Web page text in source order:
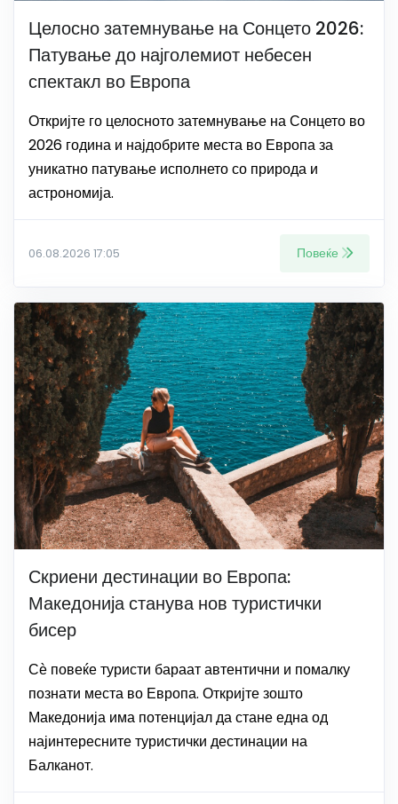
Целосно затемнување на Сонцето 2026:
Патување до најголемиот небесен
спектакл во Европа
Откријте го целосното затемнување на Сонцето во
2026 година и најдобрите места во Европа за
уникатно патување исполнето со природа и
астрономија.
06.08.2026 17:05 Повеќе
Скриени дестинации во Европа:
Македонија станува нов туристички
бисер
Сѐ повеќе туристи бараат автентични и помалку
познати места во Европа. Откријте зошто
Македонија има потенцијал да стане една од
најинтересните туристички дестинации на
Балканот.